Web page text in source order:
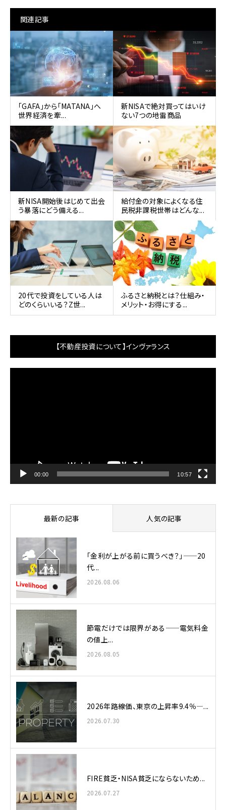
関連記事
「GAFA」から「MATANA」へ
世界経済を牽...
新NISAで絶対買ってはいけ
ない7つの地雷商品
新NISA開始後はじめて出会
う暴落にどう備える...
給付金の対象によくなる住
民税非課税世帯はどんな...
20代で投資をしている人は
どのくらいいる？Z世...
ふるさと納税とは？仕組み・
メリット・お得にする...
【不動産投資について】インヴァランス
00:00 10:57
最新の記事 人気の記事
「金利が上がる前に買うべき？」——20
代...
2026.08.06
節電だけでは限界がある——電気料金
の値上...
2026.08.05
2026年路線価、東京の上昇率9.4％—...
2026.07.30
FIRE貧乏・NISA貧乏にならないため...
2026.07.27